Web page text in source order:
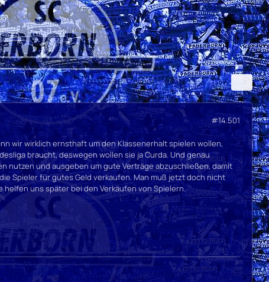
#14.501
wir wirklich ernsthaft um den Klassenerhalt spielen wollen,
braucht, deswegen wollen sie ja Curda. Und genau
nutzen und ausgeben um gute Verträge abzuschließen, damit
Spieler für gutes Geld verkaufen. Man muß jetzt doch nicht
uns später bei den Verkäufen von Spielern.